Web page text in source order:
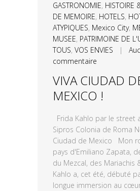
GASTRONOMIE, HISTOIRE
DE MEMOIRE, HOTELS,
ATYPIQUES, Mexico City,
MUSEE, PATRIMOINE DE
TOUS, VOS ENVIES |
commentaire
VIVA CIUDAD
MEXICO !
Frida Kahlo par le street
Sipros Colonia de Roma
Ciudad de Mexico Mon
pays d'Emiliano Zapata,
du Mezcal, des Mariachis
Kahlo a, cet été, débuté
longue immersion au